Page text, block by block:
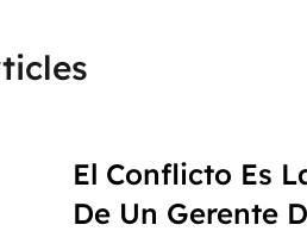
El Conflicto Es
De Un Gerente